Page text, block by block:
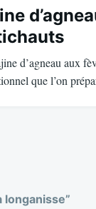
d’agneau aux
que l’on
longanisse”